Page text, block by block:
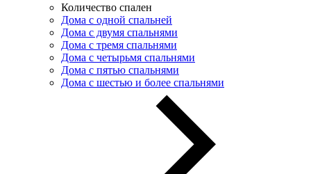
Количество спален
Дома с одной спальней
Дома с двумя спальнями
Дома с тремя спальнями
Дома с четырьмя спальнями
Дома с пятью спальнями
Дома с шестью и более спальнями